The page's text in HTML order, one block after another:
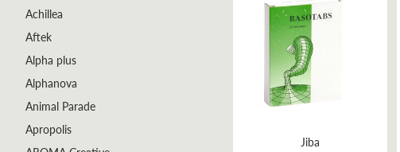
Achillea
Aftek
Alpha plus
Alphanova
Animal Parade
Apropolis
Jiba